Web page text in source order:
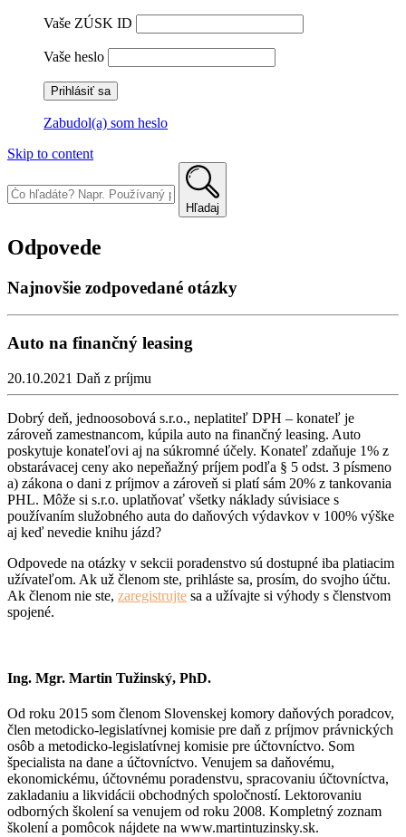
Vaše ZÚSK ID
Vaše heslo
Zabudol(a) som heslo
Skip to content
Hľadaj
Odpovede
Najnovšie zodpovedané otázky
Auto na finančný leasing
20.10.2021 Daň z príjmu
Dobrý deň, jednoosobová s.r.o., neplatiteľ DPH – konateľ je
zároveň zamestnancom, kúpila auto na finančný leasing. Auto
poskytuje konateľovi aj na súkromné účely. Konateľ zdaňuje 1% z
obstarávacej ceny ako nepeňažný príjem podľa § 5 odst. 3 písmeno
a) zákona o dani z príjmov a zároveň si platí sám 20% z tankovania
PHL. Môže si s.r.o. uplatňovať všetky náklady súvisiace s
používaním služobného auta do daňových výdavkov v 100% výške
aj keď nevedie knihu jázd?
Odpovede na otázky v sekcii poradenstvo sú dostupné iba platiacim
užívateľom. Ak už členom ste, prihláste sa, prosím, do svojho účtu.
Ak členom nie ste, zaregistrujte sa a užívajte si výhody s členstvom
spojené.
Ing. Mgr. Martin Tužinský, PhD.
Od roku 2015 som členom Slovenskej komory daňových poradcov,
člen metodicko-legislatívnej komisie pre daň z príjmov právnických
osôb a metodicko-legislatívnej komisie pre účtovníctvo. Som
špecialista na dane a účtovníctvo. Venujem sa daňovému,
ekonomickému, účtovnému poradenstvu, spracovaniu účtovníctva,
zakladaniu a likvidácii obchodných spoločností. Lektorovaniu
odborných školení sa venujem od roku 2008. Kompletný zoznam
školení a pomôcok nájdete na www.martintuzinsky.sk.